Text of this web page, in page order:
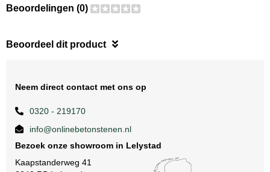
Beoordelingen (0)
Beoordeel dit product
Neem direct contact met ons op
0320 - 219170
info@onlinebetonstenen.nl
Bezoek onze showroom in Lelystad
Kaapstanderweg 41